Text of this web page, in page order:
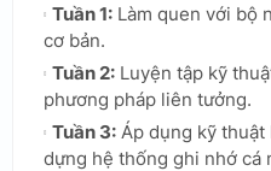
Tuần 1: Làm quen với bộ
cơ bản.
Tuần 2: Luyện tập kỹ
phương pháp liên tưởng.
Tuần 3: Áp dụng kỹ thuật
dựng hệ thống ghi nhớ cá